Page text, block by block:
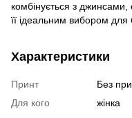
комбінується з
її ідеальним вибором для
Характеристики
Принт
Без
Для кого
жінка